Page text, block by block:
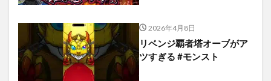
2026年4月8日
リベンジ覇者塔オーブがア
ツすぎる #モンスト